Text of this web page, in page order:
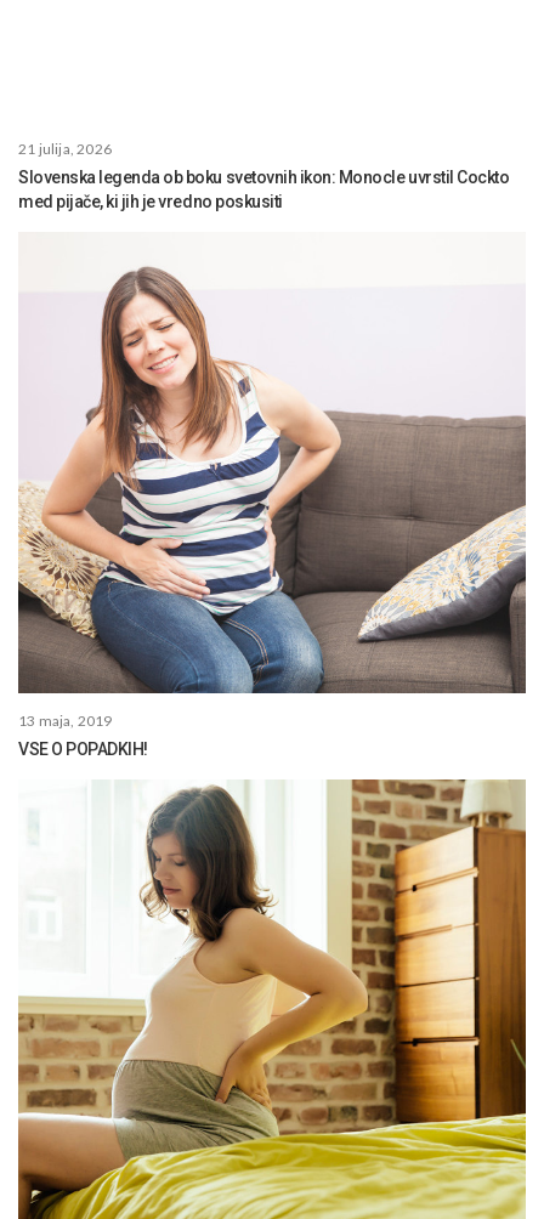
21 julija, 2026
Slovenska legenda ob boku svetovnih ikon: Monocle uvrstil Cockto
med pijače, ki jih je vredno poskusiti
13 maja, 2019
VSE O POPADKIH!